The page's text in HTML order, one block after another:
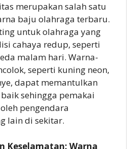
merupakan salah satu
baju olahraga terbaru.
untuk olahraga yang
cahaya redup, seperti
malam hari. Warna-
seperti kuning neon,
dapat memantulkan
sehingga pemakai
pengendara
lain di sekitar.
Keselamatan: Warna